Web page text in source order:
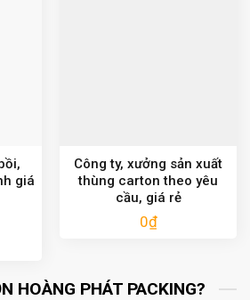
giá
Công ty, xưởng sản xuất
thùng carton theo yêu
cầu, giá rẻ
0₫
HOÀNG PHÁT PACKING?